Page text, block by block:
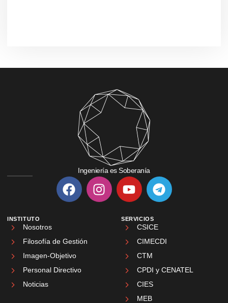
Ingeniería es Soberanía
INSTITUTO
Nosotros
Filosofía de Gestión
Imagen-Objetivo
Personal Directivo
Noticias
SERVICIOS
CSICE
CIMECDI
CTM
CPDI y CENATEL
CIES
MEB